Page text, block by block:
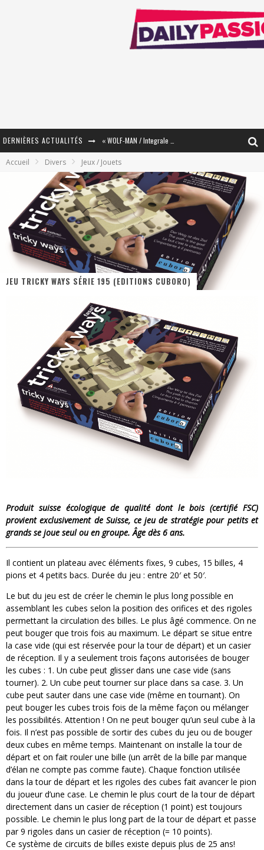
DERNIÈRES ACTUALITÉS
« Mon Village Révolté » - Combattre un Projet !
« Le Béton et le Bambou / Propositions pour Mayotte et le Monde. » - Améliorations !
Star Fox
PsyRiver 2026 : la magie revient sur les rives de l’Aar
« MOFUSAND / Parler Japonais » – Des Expressions Pratiques !
Assassin's Creed Black Flag Resynced
« Le Vent dand les Saules » - Une Belle Histoire !
« Damn Them All » - Un duo de Choc !
Yoshi and the mysterious book
Accueil Divers Jeux / Jouets
JEU TRICKY WAYS SÉRIE 195 (EDITIONS CUBORO)
Produit suisse écologique de qualité dont le bois (certifié FSC)
provient exclusivement de Suisse, ce jeu de stratégie pour petits et
grands se joue seul ou en groupe. Âge dès 6 ans.
Il contient un plateau avec éléments fixes, 9 cubes, 15 billes, 4
pions et 4 petits bacs. Durée du jeu : entre 20′ et 50′.
Le but du jeu est de créer le chemin le plus long possible en
assemblant les cubes selon la position des orifices et des rigoles
permettant la circulation des billes. Le plus âgé commence. On ne
peut bouger que trois fois au maximum. Le départ se situe entre
la case vide (qui est réservée pour la tour de départ) et un casier
de réception. Il y a seulement trois façons autorisées de bouger
les cubes : 1. Un cube peut glisser dans une case vide (sans
tourner). 2. Un cube peut tourner sur place dans sa case. 3. Un
cube peut sauter dans une case vide (même en tournant). On
peut bouger les cubes trois fois de la même façon ou mélanger
les possibilités. Attention ! On ne peut bouger qu’un seul cube à la
fois. Il n’est pas possible de sortir des cubes du jeu ou de bouger
deux cubes en même temps. Maintenant on installe la tour de
départ et on fait rouler une bille (un arrêt de la bille par manque
d’élan ne compte pas comme faute). Chaque fonction utilisée
dans la tour de départ et les rigoles des cubes fait avancer le pion
du joueur d’une case. Le chemin le plus court de la tour de départ
directement dans un casier de réception (1 point) est toujours
possible. Le chemin le plus long part de la tour de départ et passe
par 9 rigoles dans un casier de réception (= 10 points).
Ce système de circuits de billes existe depuis plus de 25 ans!